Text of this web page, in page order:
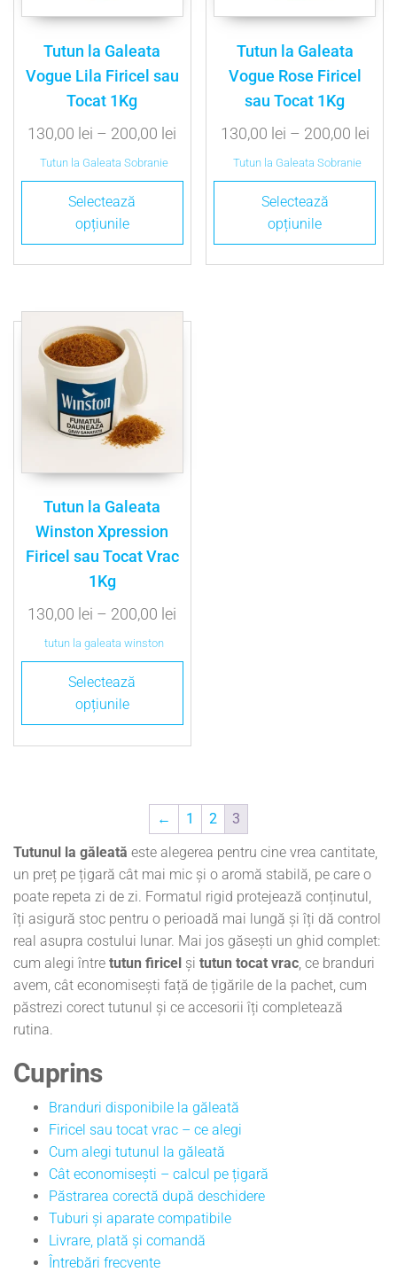
Tutun la Galeata
Vogue Lila Firicel sau
Tocat 1Kg
130,00 lei – 200,00 lei
Tutun la Galeata Sobranie
Selectează
opțiunile
Tutun la Galeata
Vogue Rose Firicel
sau Tocat 1Kg
130,00 lei – 200,00 lei
Tutun la Galeata Sobranie
Selectează
opțiunile
Tutun la Galeata
Winston Xpression
Firicel sau Tocat Vrac
1Kg
130,00 lei – 200,00 lei
tutun la galeata winston
Selectează
opțiunile
← 1 2
3
Tutunul la găleată este alegerea pentru cine vrea cantitate,
un preț pe țigară cât mai mic și o aromă stabilă, pe care o
poate repeta zi de zi. Formatul rigid protejează conținutul,
îți asigură stoc pentru o perioadă mai lungă și îți dă control
real asupra costului lunar. Mai jos găsești un ghid complet:
cum alegi între tutun firicel și tutun tocat vrac, ce branduri
avem, cât economisești față de țigările de la pachet, cum
păstrezi corect tutunul și ce accesorii îți completează
rutina.
Cuprins
Branduri disponibile la găleată
Firicel sau tocat vrac – ce alegi
Cum alegi tutunul la găleată
Cât economisești – calcul pe țigară
Păstrarea corectă după deschidere
Tuburi și aparate compatibile
Livrare, plată și comandă
Întrebări frecvente